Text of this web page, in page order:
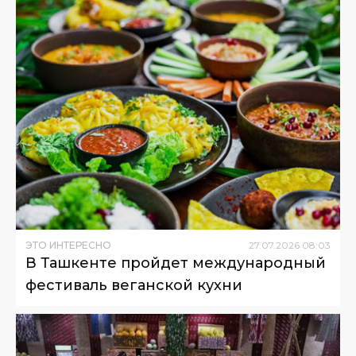
ЭТО ИНТЕРЕСНО 27 07 2026 08:03
В Ташкенте пройдет международный
фестиваль веганской кухни